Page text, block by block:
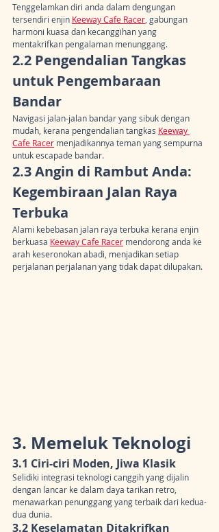
Tenggelamkan diri anda dalam dengungan
tersendiri enjin Keeway Cafe Racer , gabungan
harmoni kuasa dan kecanggihan yang
mentakrifkan pengalaman menunggang.
2.2 Pengendalian Tangkas
untuk Pengembaraan
Bandar
Navigasi jalan-jalan bandar yang sibuk dengan
mudah, kerana pengendalian tangkas Keeway
Cafe Racer menjadikannya teman yang sempurna
untuk escapade bandar.
2.3 Angin di Rambut Anda:
Kegembiraan Jalan Raya
Terbuka
Alami kebebasan jalan raya terbuka kerana enjin
berkuasa Keeway Cafe Racer mendorong anda ke
arah keseronokan abadi, menjadikan setiap
perjalanan perjalanan yang tidak dapat dilupakan.
3. Memeluk Teknologi
3.1 Ciri-ciri Moden, Jiwa Klasik
Selidiki integrasi teknologi canggih yang dijalin
dengan lancar ke dalam daya tarikan retro,
menawarkan penunggang yang terbaik dari kedua-
dua dunia.
3.2 Keselamatan Ditakrifkan